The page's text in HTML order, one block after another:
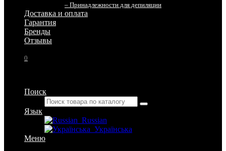
– Принадлежности для депиляции
Доставка и оплата
Гарантия
Бренды
Отзывы
0
Поиск
Язык
Russian
Українська
Меню